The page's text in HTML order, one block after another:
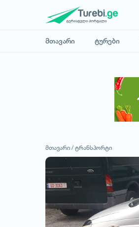
მთავარი ტურები
მთავარი / ტრანსპორტი